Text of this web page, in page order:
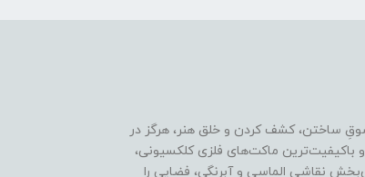
ساختن، کشف کردن و خلق هنر، هرگز در
باکیفیت‌ترین ماکت‌های فلزی کلکسیونی،
نقاشی الماسی و آبرنگی، فضایی را